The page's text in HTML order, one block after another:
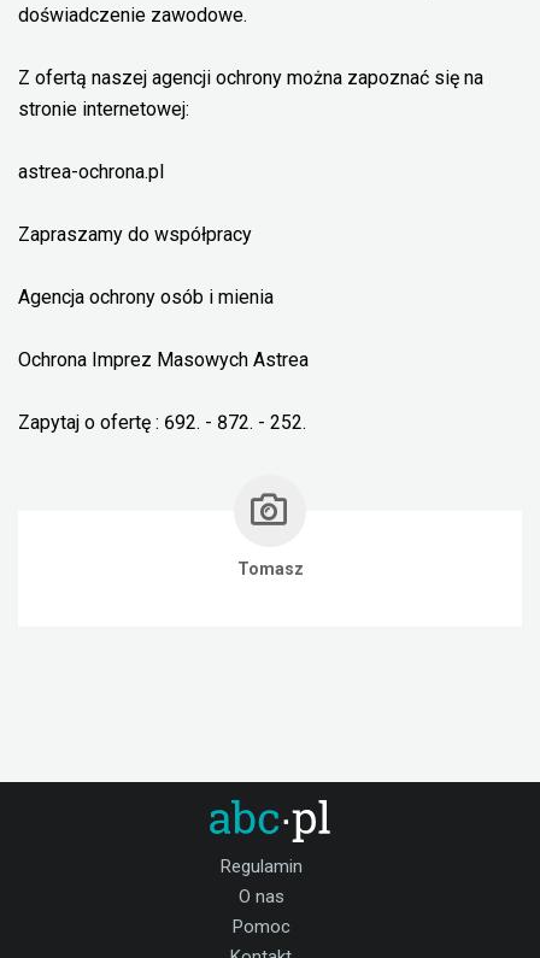
doświadczenie zawodowe.
Z ofertą naszej agencji ochrony można zapoznać się na
stronie internetowej:
astrea-ochrona.pl
Zapraszamy do współpracy
Agencja ochrony osób i mienia
Ochrona Imprez Masowych Astrea
Zapytaj o ofertę : 692. - 872. - 252.
Tomasz
Regulamin
O nas
Pomoc